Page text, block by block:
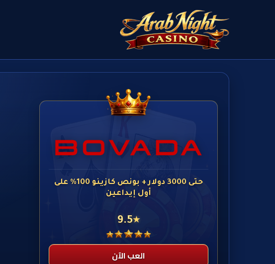
حتى 3000 دولار + بونص كازينو 100% على
أول إيداعين
★
9.5
العب الآن